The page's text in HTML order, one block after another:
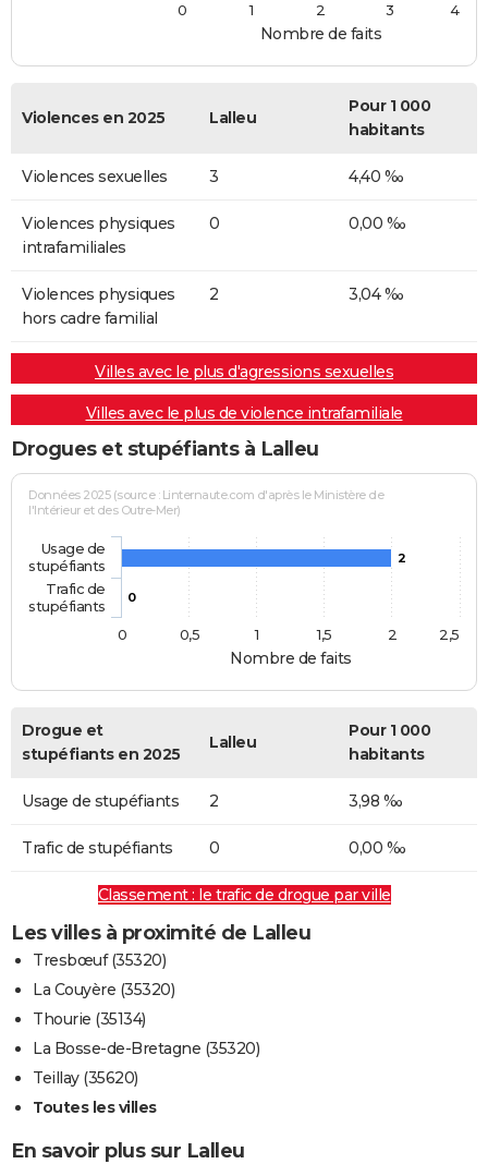
Nombre de faits
0
1 2 3 4
Violences en 2025 Lalleu
Pour 1 000
habitants
Violences sexuelles 3 4,40 ‰
Violences physiques
intrafamiliales
0 0,00 ‰
Violences physiques
hors cadre familial
2 3,04 ‰
Villes avec le plus d'agressions sexuelles
Villes avec le plus de violence intrafamiliale
Drogues et stupéfiants à Lalleu
Nombre de faits
Données 2025 (source : Linternaute.com d'après le Ministère de
l'Intérieur et des Outre-Mer)
2
0
Usage de
stupéfiants
Trafic de
stupéfiants
0
0,5 1 1,5 2 2,5
Drogue et
stupéfiants en 2025
Lalleu
Pour 1 000
habitants
Usage de stupéfiants 2 3,98 ‰
Trafic de stupéfiants 0 0,00 ‰
Classement : le trafic de drogue par ville
Les villes à proximité de Lalleu
Tresbœuf (35320)
La Couyère (35320)
Thourie (35134)
La Bosse-de-Bretagne (35320)
Teillay (35620)
Toutes les villes
En savoir plus sur Lalleu